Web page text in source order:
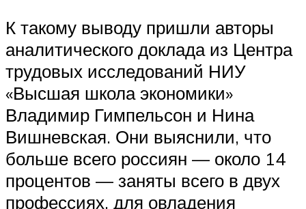
К такому выводу пришли авторы
аналитического доклада из Центра
трудовых исследований НИУ
«Высшая школа экономики»
Владимир Гимпельсон и Нина
Вишневская. Они выяснили, что
больше всего россиян — около 14
процентов — заняты всего в двух
профессиях, для овладения